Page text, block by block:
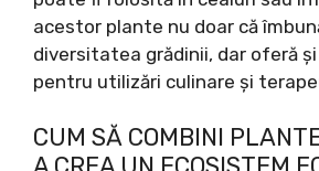
acestor plante nu doar că
diversitatea grădinii, dar oferă
pentru utilizări culinare și
CUM SĂ COMBINI